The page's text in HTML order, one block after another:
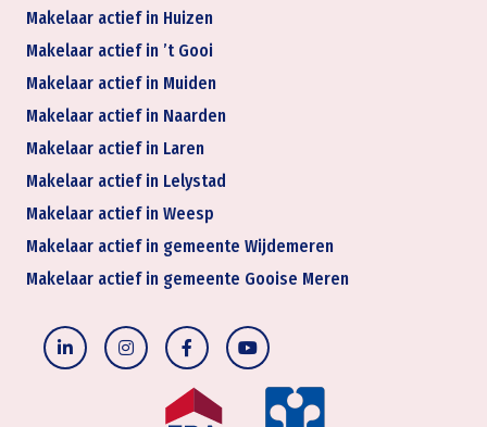
Makelaar actief in Huizen
Makelaar actief in ’t Gooi
Makelaar actief in Muiden
Makelaar actief in Naarden
Makelaar actief in Laren
Makelaar actief in Lelystad
Makelaar actief in Weesp
Makelaar actief in gemeente Wijdemeren
Makelaar actief in gemeente Gooise Meren